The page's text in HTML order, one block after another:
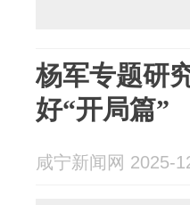
杨军专题研
好“开局篇”
咸宁新闻网 2025-